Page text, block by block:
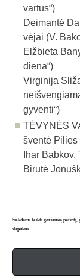
Siekdami teikti geriausią patirtį,
slapukus.
vartus“)
Deimantė
vėjai (V.
Elžbieta
diena“)
Virginija
gyventi“)
TĖVYNĖS
šventė
Ihar
Birutė